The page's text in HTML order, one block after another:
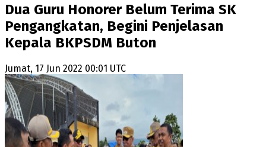
Dua Guru Honorer Belum Terima SK
Pengangkatan, Begini Penjelasan
Kepala BKPSDM Buton
Jumat, 17 Jun 2022 00:01 UTC